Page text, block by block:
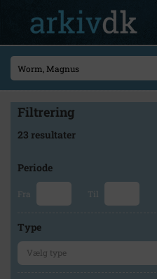
Filtrering
23 resultater
Periode
Fra Til
Type